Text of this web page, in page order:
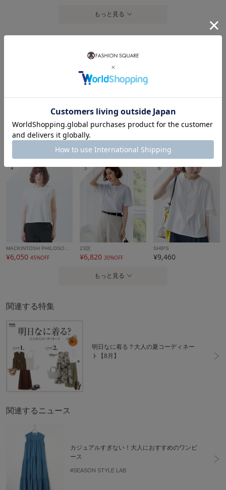
もっと見る
TAKASHIMAYA Style Plus 23区
¥5,28030%OFF
TAKASHIMAYA Style Plus
¥3,960
4
¥6,050 45%OFF
5
23区
¥6,820 30%OFF
6
SHIPS
¥9,460
もっと見る
関連する特集
明日なに着る？大人の夏コーディネー
ト【8月】
関連するニュース
カジュアルすぎない！大人におすすめのワンピ
ース
#SEASON STYLE LAB